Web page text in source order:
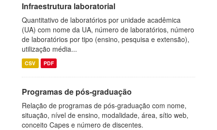
Infraestrutura laboratorial
Quantitativo de laboratórios por unidade acadêmica
(UA) com nome da UA, número de laboratórios, número
de laboratórios por tipo (ensino, pesquisa e extensão),
utilização média...
CSV PDF
Programas de pós-graduação
Relação de programas de pós-graduação com nome,
situação, nível de ensino, modalidade, área, sítio web,
conceito Capes e número de discentes.